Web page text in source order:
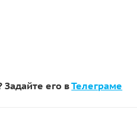
Задайте его вТелеграме